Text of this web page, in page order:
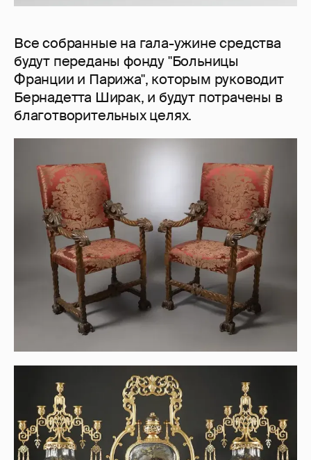
Все собранные на гала-ужине средства
будут переданы фонду "Больницы
Франции и Парижа", которым руководит
Бернадетта Ширак, и будут потрачены в
благотворительных целях.